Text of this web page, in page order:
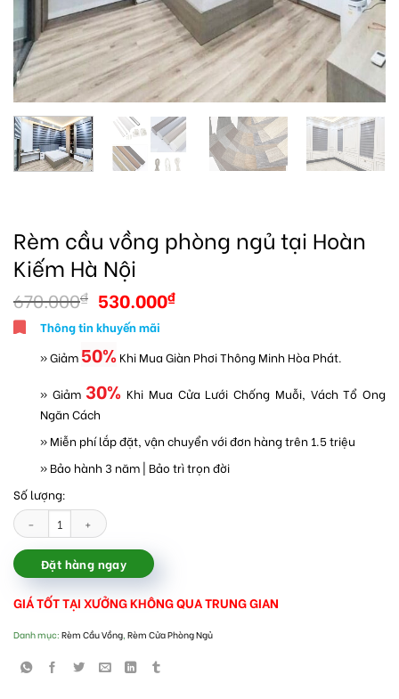
Rèm cầu vồng phòng ngủ tại Hoàn
Kiếm Hà Nội
670.000₫ 530.000₫
Thông tin khuyến mãi
» Giảm 50% Khi Mua Giàn Phơi Thông Minh Hòa Phát.
» Giảm 30% Khi Mua Cửa Lưới Chống Muỗi, Vách Tổ Ong
Ngăn Cách
» Miễn phí lắp đặt, vận chuyển với đơn hàng trên 1.5 triệu
» Bảo hành 3 năm | Bảo trì trọn đời
Số lượng:
Rèm cầu vồng phòng ngủ tại Hoàn Kiếm Hà Nội số lượng
Đặt hàng ngay
GIÁ TỐT TẠI XƯỞNG KHÔNG QUA TRUNG GIAN
Danh mục: Rèm Cầu Vồng, Rèm Cửa Phòng Ngủ